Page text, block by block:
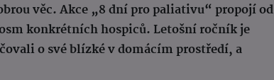
věc. Akce „8 dní pro paliativu“ propojí od
konkrétních hospiců. Letošní ročník je
o své blízké v domácím prostředí, a